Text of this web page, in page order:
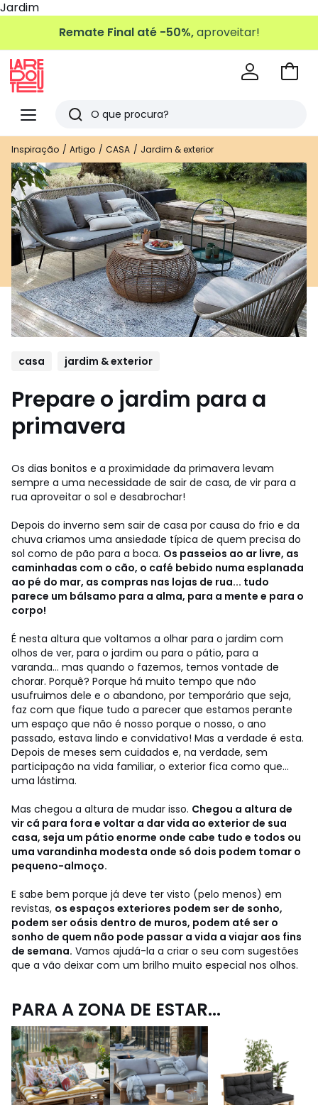
Jardim
Remate Final até -50%,aproveitar!
Menu
Redoute
Pesquisar
Últimos
artigos
vistos
Ir
Inspiração Artigo CASA Jardim & exterior
casa jardim & exterior
Prepare o jardim para a
primavera
Os dias bonitos e a proximidade da primavera levam
sempre a uma necessidade de sair de casa, de vir para a
rua aproveitar o sol e desabrochar!
Depois do inverno sem sair de casa por causa do frio e da
chuva criamos uma ansiedade típica de quem precisa do
sol como de pão para a boca. Os passeios ao ar livre, as
caminhadas com o cão, o café bebido numa esplanada
ao pé do mar, as compras nas lojas de rua... tudo
parece um bálsamo para a alma, para a mente e para o
corpo!
É nesta altura que voltamos a olhar para o jardim com
olhos de ver, para o jardim ou para o pátio, para a
varanda... mas quando o fazemos, temos vontade de
chorar. Porquê? Porque há muito tempo que não
usufruimos dele e o abandono, por temporário que seja,
faz com que fique tudo a parecer que estamos perante
um espaço que não é nosso porque o nosso, o ano
passado, estava lindo e convidativo! Mas a verdade é esta.
Depois de meses sem cuidados e, na verdade, sem
participação na vida familiar, o exterior fica como que...
uma lástima.
Mas chegou a altura de mudar isso. Chegou a altura de
vir cá para fora e voltar a dar vida ao exterior de sua
casa, seja um pátio enorme onde cabe tudo e todos ou
uma varandinha modesta onde só dois podem tomar o
pequeno-almoço.
E sabe bem porque já deve ter visto (pelo menos) em
revistas, os espaços exteriores podem ser de sonho,
podem ser oásis dentro de muros, podem até ser o
sonho de quem não pode passar a vida a viajar aos fins
de semana. Vamos ajudá-la a criar o seu com sugestões
que a vão deixar com um brilho muito especial nos olhos.
PARA A ZONA DE ESTAR...